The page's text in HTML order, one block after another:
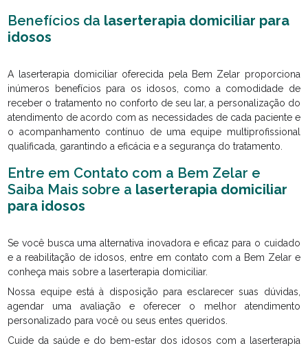
Benefícios da laserterapia domiciliar para
idosos
A laserterapia domiciliar oferecida pela Bem Zelar proporciona
inúmeros benefícios para os idosos, como a comodidade de
receber o tratamento no conforto de seu lar, a personalização do
atendimento de acordo com as necessidades de cada paciente e
o acompanhamento contínuo de uma equipe multiprofissional
qualificada, garantindo a eficácia e a segurança do tratamento.
Entre em Contato com a Bem Zelar e
Saiba Mais sobre a laserterapia domiciliar
para idosos
Se você busca uma alternativa inovadora e eficaz para o cuidado
e a reabilitação de idosos, entre em contato com a Bem Zelar e
conheça mais sobre a laserterapia domiciliar.
Nossa equipe está à disposição para esclarecer suas dúvidas,
agendar uma avaliação e oferecer o melhor atendimento
personalizado para você ou seus entes queridos.
Cuide da saúde e do bem-estar dos idosos com a laserterapia